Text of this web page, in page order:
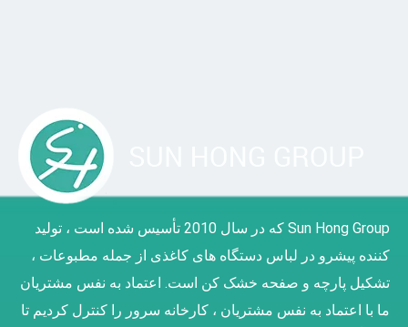
Sun Hong Group که در سال 2010 تأسیس شده است ، تولید
کننده پیشرو در لباس دستگاه های کاغذی از جمله مطبوعات ،
تشکیل پارچه و صفحه خشک کن است. اعتماد به نفس مشتریان
ما با اعتماد به نفس مشتریان ، کارخانه سرور را کنترل کردیم تا